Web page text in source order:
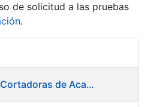
de solicitud a las pruebas
.
OE 11/25 - Ayudante Cortadoras de Acabados. Fábrica Papel